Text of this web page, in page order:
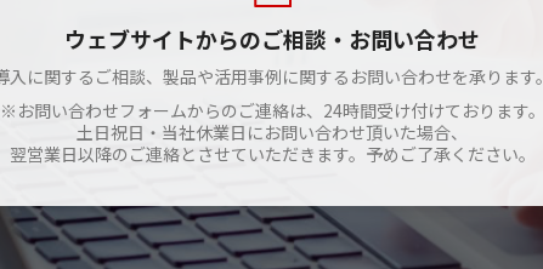
ウェブサイトからのご相談・お問い合わせ
入に関するご相談、製品や活用事例に関するお問い合わせを承ります。
※お問い合わせフォームからのご連絡は、24時間受け付けております。
土日祝日・当社休業日にお問い合わせ頂いた場合、
翌営業日以降のご連絡とさせていただきます。予めご了承ください。